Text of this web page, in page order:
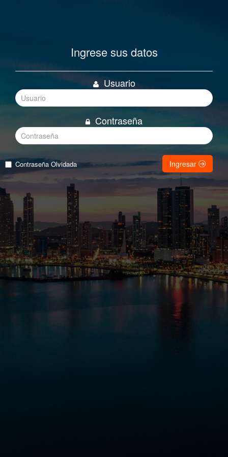
Ingrese sus datos
Usuario
Contraseña
Contraseña Olvidada Ingresar